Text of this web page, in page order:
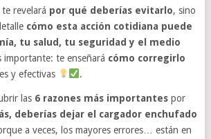
revelará por qué deberías evitarlo, sino
cómo esta acción cotidiana puede
tu salud, tu seguridad y el medio
importante: te enseñará cómo corregirlo
y efectivas
.
las 6 razones más importantespor
deberías dejar el cargador enchufado
a veces, los mayores errores… están en